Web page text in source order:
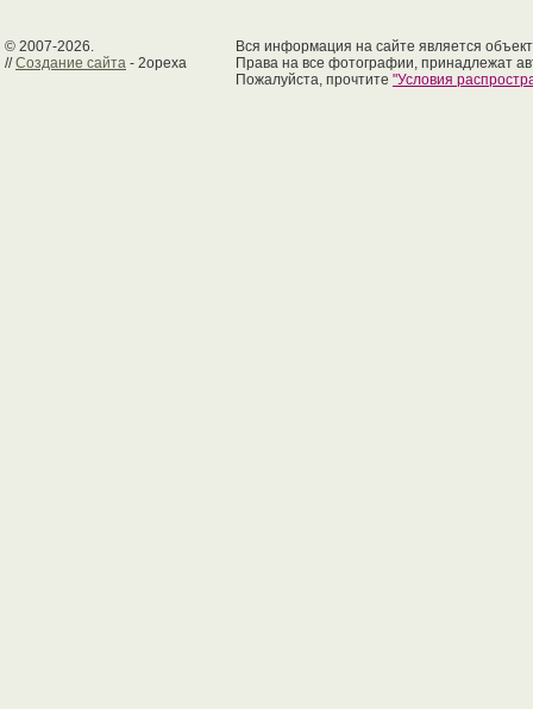
© 2007-2026.
//Создание сайта - 2opexa
Вся информация на сайте является
Права на все фотографии, принадлежат
Пожалуйста, прочтите "Условия